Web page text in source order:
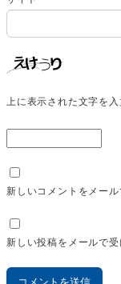
上に表示された文字を入
新しいコメントをメール
新しい投稿をメールで受